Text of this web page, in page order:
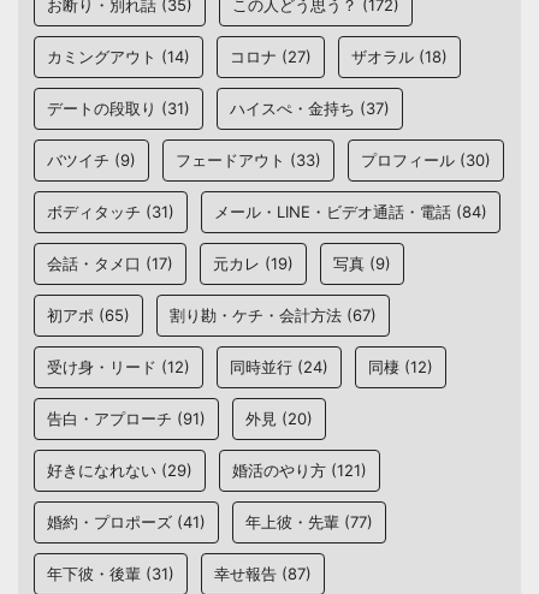
お断り・別れ話 (35) この人どう思う？ (172)
カミングアウト (14) コロナ (27) ザオラル (18)
デートの段取り (31) ハイスぺ・金持ち (37)
バツイチ (9) フェードアウト (33) プロフィール (30)
ボディタッチ (31) メール・LINE・ビデオ通話・電話 (84)
会話・タメ口 (17) 元カレ (19) 写真 (9)
初アポ (65) 割り勘・ケチ・会計方法 (67)
受け身・リード (12) 同時並行 (24) 同棲 (12)
告白・アプローチ (91) 外見 (20)
好きになれない (29) 婚活のやり方 (121)
婚約・プロポーズ (41) 年上彼・先輩 (77)
年下彼・後輩 (31) 幸せ報告 (87)